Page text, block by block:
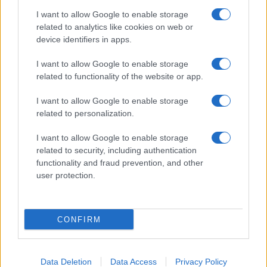
I want to allow Google to enable storage
related to analytics like cookies on web or
device identifiers in apps.
I want to allow Google to enable storage
related to functionality of the website or app.
I want to allow Google to enable storage
related to personalization.
I want to allow Google to enable storage
related to security, including authentication
functionality and fraud prevention, and other
user protection.
CONFIRM
Data Deletion Data Access Privacy Policy
Editrice Tempo Stretto S.r.l.
Salita Villa Contino 15 - 98124 - Messina
Privacy Policy
Termini e Condizioni
Contatti e info
info@tempostretto.it
Telefono 090.9412305
Fax 090.2509937 P.IVA 02916600832
n° reg. tribunale 04/2007 del 05/06/2007
Preferenze Privacy
Questo sito è associato alla